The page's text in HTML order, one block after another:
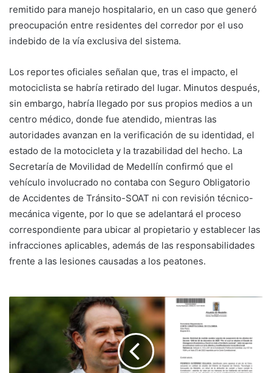
remitido para manejo hospitalario, en un caso que generó
preocupación entre residentes del corredor por el uso
indebido de la vía exclusiva del sistema.
Los reportes oficiales señalan que, tras el impacto, el
motociclista se habría retirado del lugar. Minutos después,
sin embargo, habría llegado por sus propios medios a un
centro médico, donde fue atendido, mientras las
autoridades avanzan en la verificación de su identidad, el
estado de la motocicleta y la trazabilidad del hecho. La
Secretaría de Movilidad de Medellín confirmó que el
vehículo involucrado no contaba con Seguro Obligatorio
de Accidentes de Tránsito-SOAT ni con revisión técnico-
mecánica vigente, por lo que se adelantará el proceso
correspondiente para ubicar al propietario y establecer las
infracciones aplicables, además de las responsabilidades
frente a las lesiones causadas a los peatones.